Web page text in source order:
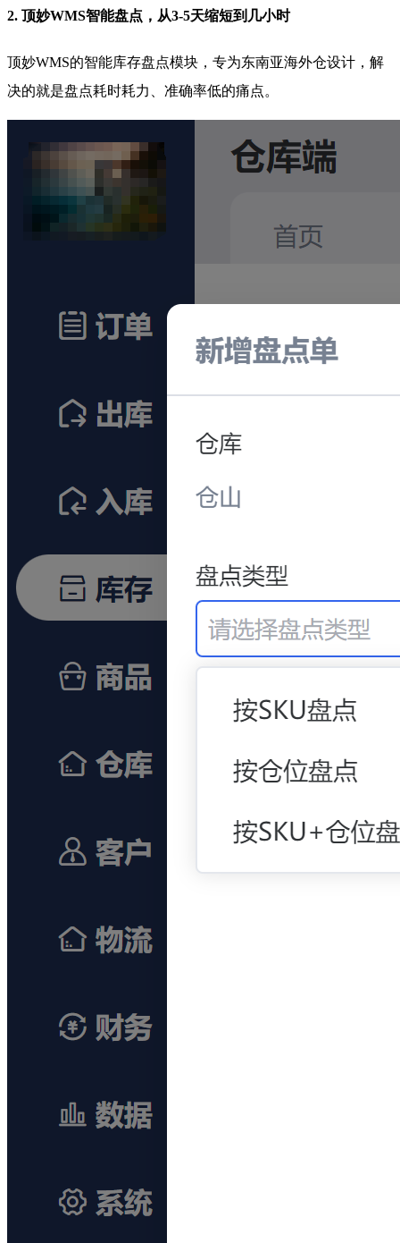
2. 顶妙WMS智能盘点，从3-5天缩短到几小时
顶妙WMS的智能库存盘点模块，专为东南亚海外仓设计，解
决的就是盘点耗时耗力、准确率低的痛点。